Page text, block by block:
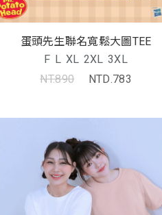
蛋頭先生聯名寬鬆大圖TEE
F L XL 2XL 3XL
NT.890
NTD.783